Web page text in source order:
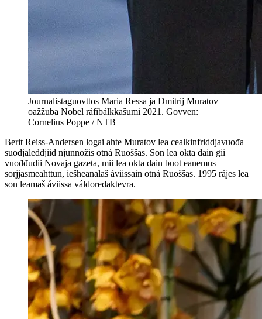
Journalistaguovttos Maria Ressa ja Dmitrij Muratov
oažžuba Nobel ráfibálkkašumi 2021. Govven:
Cornelius Poppe / NTB
Berit Reiss-Andersen logai ahte Muratov lea cealkinfriddjavuođa
suodjaleddjiid njunnožis otná Ruoššas. Son lea okta dain gii
vuođđudii Novaja gazeta, mii lea okta dain buot eanemus
sorjjasmeahttun, iešheanalaš áviissain otná Ruoššas. 1995 rájes lea
son leamaš áviissa váldoredaktevra.